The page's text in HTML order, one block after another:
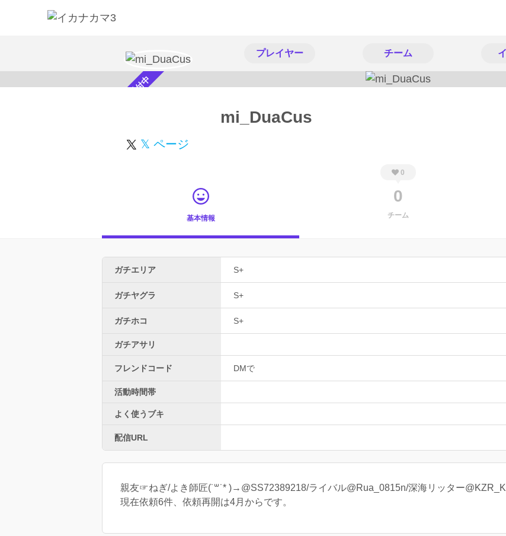
プレイヤー チーム
スカウト受付中 mi_DuaCus
𝕏 ページ
基本情報
0
0
チーム
ガチエリア S+
ガチヤグラ S+
ガチホコ S+
ガチアサリ
フレンドコード DMで
活動時間帯
よく使うブキ
配信URL
親友☞ねぎ/よき師匠(˙꒳˙* )→@SS72389218/ライバル@Rua_0815n/深海リッター
現在依頼6件、依頼再開は4月からです。